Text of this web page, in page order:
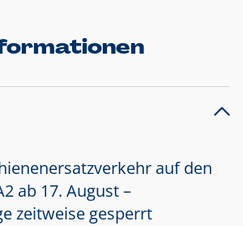
auf den
ab 17. August –
zeitweise gesperrt